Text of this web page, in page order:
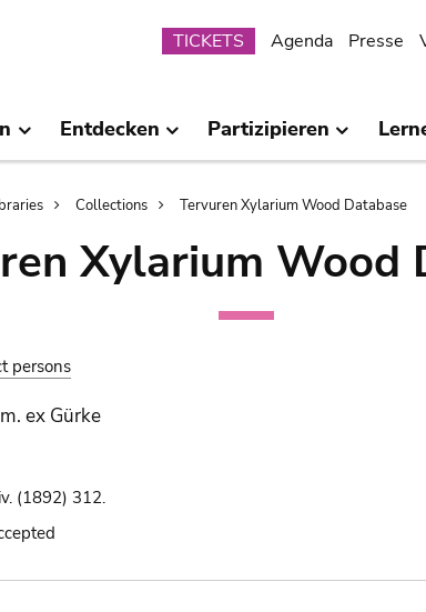
Submenu
TICKETS Agenda Presse
Entdecken Partizipieren
Collections Tervuren Xylarium Wood Database
Xylarium Wood
persons
ex Gürke
(1892) 312.